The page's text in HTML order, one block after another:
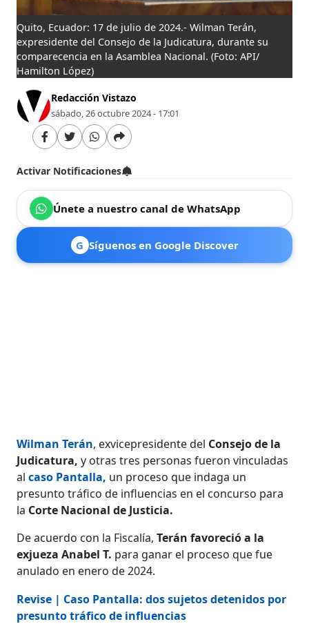
Quito, Ecuador: 17 de julio de 2024.- Wilman Terán,
expresidente del Consejo de la Judicatura, durante su
comparecencia en la Asamblea Nacional. (Foto: API/
Hamilton López)
Redacción Vistazo
sábado, 26 octubre 2024 - 17:01
Activar Notificaciones
Únete a nuestro canal de WhatsApp
G Síguenos en Google Discover
Wilman Terán, exvicepresidente del Consejo de la
Judicatura, y otras tres personas fueron vinculadas
al caso Pantalla, un proceso que indaga un
presunto tráfico de influencias en el concurso para
la Corte Nacional de Justicia.
De acuerdo con la Fiscalía,Terán favoreció a la
exjueza Anabel T. para ganar el proceso que fue
anulado en enero de 2024.
Revise | Caso Pantalla: dos sujetos detenidos por
presunto tráfico de influencias